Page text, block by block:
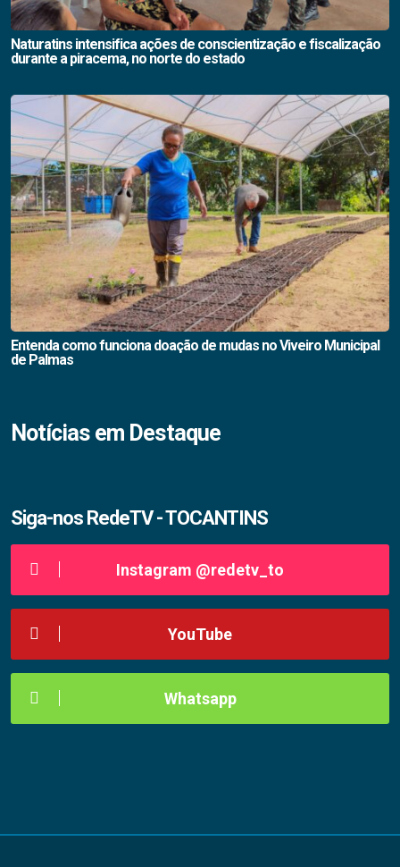
Naturatins intensifica ações de conscientização e fiscalização
durante a piracema, no norte do estado
Entenda como funciona doação de mudas no Viveiro Municipal
de Palmas
Notícias em Destaque
Siga-nos RedeTV - TOCANTINS
Instagram @redetv_to
YouTube
Whatsapp